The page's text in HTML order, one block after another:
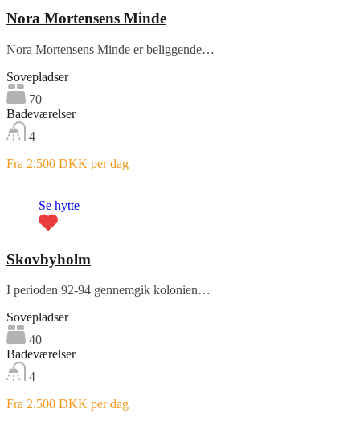
Nora Mortensens Minde
Nora Mortensens Minde er beliggende…
Sovepladser
70
Badeværelser
4
Fra 2.500 DKK per dag
Se hytte
Skovbyholm
I perioden 92-94 gennemgik kolonien…
Sovepladser
40
Badeværelser
4
Fra 2.500 DKK per dag